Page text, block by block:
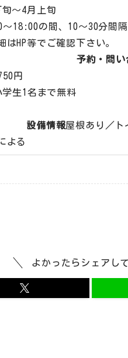
旬～4月上旬
～18:00の間、10～30分間
はHP等でご確認下さい。
円
生1名まで無料
予約・問い
よる
設備情報屋根あり／ト
よかったらシェアして